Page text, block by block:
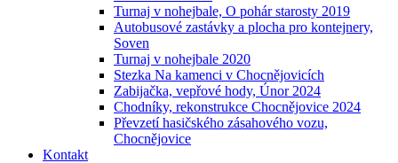
Turnaj v nohejbale, O pohár starosty 2019
Autobusové zastávky a plocha pro kontejnery,
Soven
Turnaj v nohejbale 2020
Stezka Na kamenci v Chocnějovicích
Zabijačka, vepřové hody, Únor 2024
Chodníky, rekonstrukce Chocnějovice 2024
Převzetí hasičského zásahového vozu,
Chocnějovice
Kontakt